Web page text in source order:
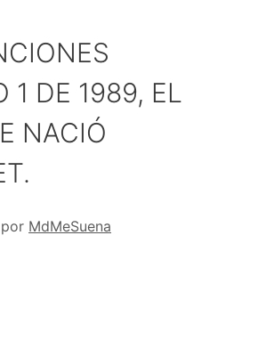
1 DE 1989, EL
NACIÓ
por MdMeSuena